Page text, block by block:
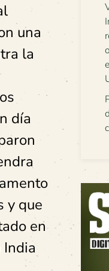
una
la
día
y que
en